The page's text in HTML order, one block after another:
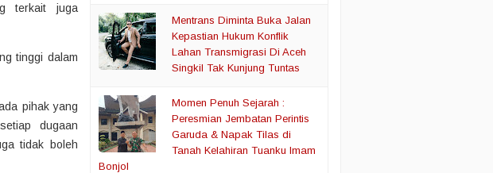
terkait juga
tinggi dalam
pihak yang
dugaan
tidak boleh
Mentrans Diminta Buka Jalan
Kepastian Hukum Konflik
Lahan Transmigrasi Di Aceh
Singkil Tak Kunjung Tuntas
Momen Penuh Sejarah :
Peresmian Jembatan Perintis
Garuda & Napak Tilas di
Tanah Kelahiran Tuanku Imam
Bonjol